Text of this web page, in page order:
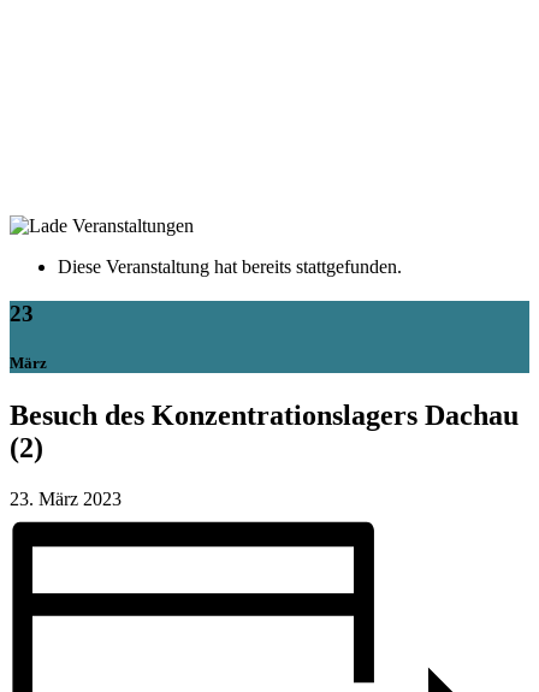
Diese Veranstaltung hat bereits stattgefunden.
23
März
Besuch des Konzentrationslagers Dachau
(2)
23. März 2023